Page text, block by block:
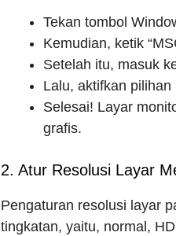
Tekan tombol
Kemudian, ketik
Setelah itu, masuk
Lalu, aktifkan
Selesai! Layar
grafis.
2. Atur Resolusi Layar
Pengaturan resolusi layar
tingkatan, yaitu, normal,